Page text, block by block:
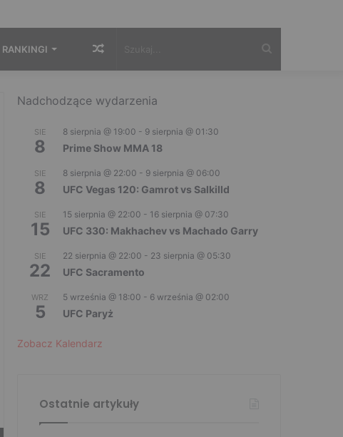
RANKINGI Losowy
Nadchodzące wydarzenia
SIE
8
8 sierpnia @ 19:00 - 9 sierpnia @ 01:30
Prime Show MMA 18
SIE
8
8 sierpnia @ 22:00 - 9 sierpnia @ 06:00
UFC Vegas 120: Gamrot vs Salkilld
SIE
15
15 sierpnia @ 22:00 - 16 sierpnia @ 07:30
UFC 330: Makhachev vs Machado Garry
SIE
22
22 sierpnia @ 22:00 - 23 sierpnia @ 05:30
UFC Sacramento
WRZ
5
5 września @ 18:00 - 6 września @ 02:00
UFC Paryż
Zobacz Kalendarz
Ostatnie artykuły